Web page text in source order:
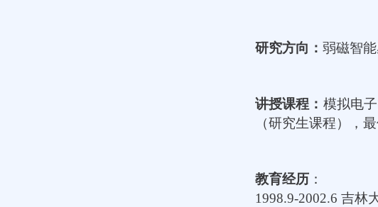
研究方向： 弱磁智
讲授课程： 模拟电
（研究生课程），
教育经历：
1998.9-2002.6 吉林